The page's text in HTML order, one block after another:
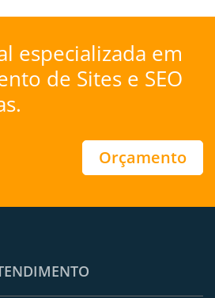
especializada em
de Sites e SEO
Orçamento